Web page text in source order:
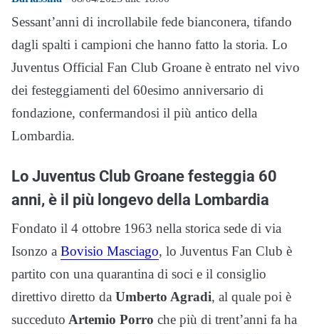
Sessant’anni di incrollabile fede bianconera, tifando
dagli spalti i campioni che hanno fatto la storia. Lo
Juventus Official Fan Club Groane è entrato nel vivo
dei festeggiamenti del 60esimo anniversario di
fondazione, confermandosi il più antico della
Lombardia.
Lo Juventus Club Groane festeggia 60
anni, è il più longevo della Lombardia
Fondato il 4 ottobre 1963 nella storica sede di via
Isonzo a Bovisio Masciago, lo Juventus Fan Club è
partito con una quarantina di soci e il consiglio
direttivo diretto da Umberto Agradi, al quale poi è
succeduto Artemio Porro che più di trent’anni fa ha